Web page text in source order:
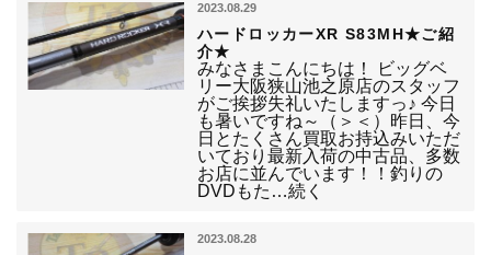
2023.08.29
ハードロッカーXR S83MH★ご紹
介★
みなさまこんにちは！ ビッグベ
リー大阪狭山池之原店のスタッフ
がご挨拶失礼いたしますっ♪ 今日
も暑いですね～（＞＜）昨日、今
日とたくさん買取お持込みいただ
いており最新入荷の中古品、多数
お店に並んでいます！！釣りの
DVDもた…続く
2023.08.28